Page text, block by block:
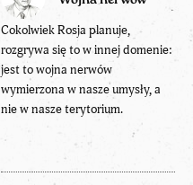
Cokolwiek Rosja planuje,
rozgrywa się to w innej domenie:
jest to wojna nerwów
wymierzona w nasze umysły, a
nie w nasze terytorium.